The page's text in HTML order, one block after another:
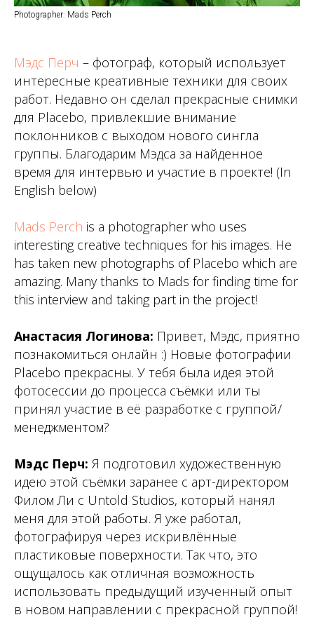
Photographer: Mads Perch
Мэдс Перч – фотограф, который использует
интересные креативные техники для своих
работ. Недавно он сделал прекрасные снимки
для Placebo, привлекшие внимание
поклонников с выходом нового сингла
группы. Благодарим Мэдса за найденное
время для интервью и участие в проекте! (In
English below)
Mads Perch is a photographer who uses
interesting creative techniques for his images. He
has taken new photographs of Placebo which are
amazing. Many thanks to Mads for finding time for
this interview and taking part in the project!
Анастасия Логинова: Привет, Мэдс, приятно
познакомиться онлайн :) Новые фотографии
Placebo прекрасны. У тебя была идея этой
фотосессии до процесса съёмки или ты
принял участие в её разработке с группой/
менеджментом?
Мэдс Перч: Я подготовил художественную
идею этой съёмки заранее с арт-директором
Филом Ли с Untold Studios, который нанял
меня для этой работы. Я уже работал,
фотографируя через искривлённые
пластиковые поверхности. Так что, это
ощущалось как отличная возможность
использовать предыдущий изученный опыт
в новом направлении с прекрасной группой!